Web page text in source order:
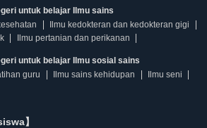
untuk belajar Ilmu sains
Ilmu kedokteran dan kedokteran gigi
Ilmu pertanian dan perikanan
untuk belajar Ilmu sosial sains
guru
Ilmu sains kehidupan
Ilmu seni
】